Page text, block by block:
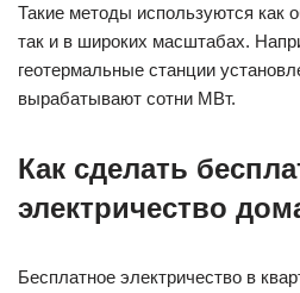
Такие методы используются как
так и в широких масштабах.
геотермальные станции
вырабатывают сотни МВт.
Как сделать
электричество
Бесплатное электричество в